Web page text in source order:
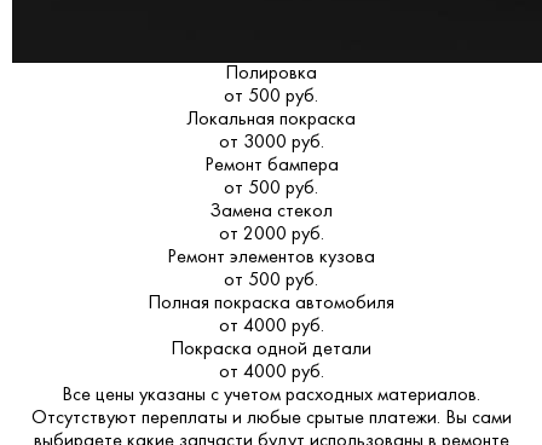
Полировка
от 500 руб.
Локальная покраска
от 3000 руб.
Ремонт бампера
от 500 руб.
Замена стекол
от 2000 руб.
Ремонт элементов кузова
от 500 руб.
Полная покраска автомобиля
от 4000 руб.
Покраска одной детали
от 4000 руб.
Все цены указаны с учетом расходных материалов.
Отсутствуют переплаты и любые срытые платежи. Вы сами